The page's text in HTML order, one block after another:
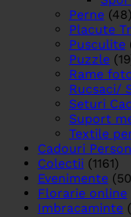
Perne (48)
Placute
Pusculite
Puzzle
Rame
Rucsaci/
Seturi
Suport
Textile
Cadouri
Colectii (1161)
Evenimente
Florarie online
Imbracaminte